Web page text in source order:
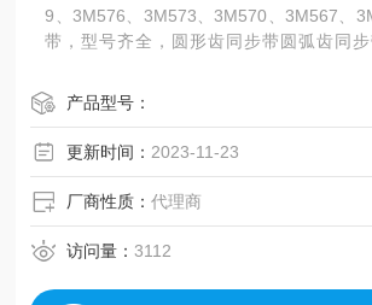
9、3M576、3M573、3M570、3M567、
带，型号齐全，圆形齿同步带圆弧齿同步
产品型号：
更新时间： 2023-11-23
厂商性质：代理商
访问量：3112